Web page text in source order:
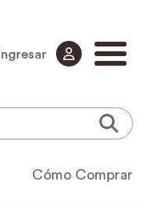
Ingresar
Cómo Comprar